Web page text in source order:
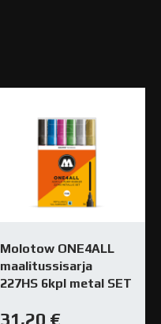
Molotow ONE4ALL
maalitussisarja
227HS 6kpl metal SET
31,20 €